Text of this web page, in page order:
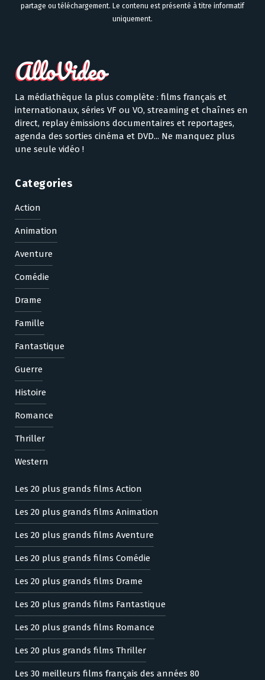
partage ou téléchargement. Le contenu est présenté à titre informatif
uniquement.
La médiathèque la plus complète : films français et
internationaux, séries VF ou VO, streaming et chaînes en
direct, replay émissions documentaires et reportages,
agenda des sorties cinéma et DVD... Ne manquez plus
une seule vidéo !
Categories
Action
Animation
Aventure
Comédie
Drame
Famille
Fantastique
Guerre
Histoire
Romance
Thriller
Western
Les 20 plus grands films Action
Les 20 plus grands films Animation
Les 20 plus grands films Aventure
Les 20 plus grands films Comédie
Les 20 plus grands films Drame
Les 20 plus grands films Fantastique
Les 20 plus grands films Romance
Les 20 plus grands films Thriller
Les 30 meilleurs films français des années 80